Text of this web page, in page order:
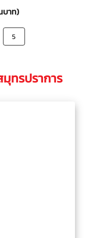
บาท)
5
ทรปราการ